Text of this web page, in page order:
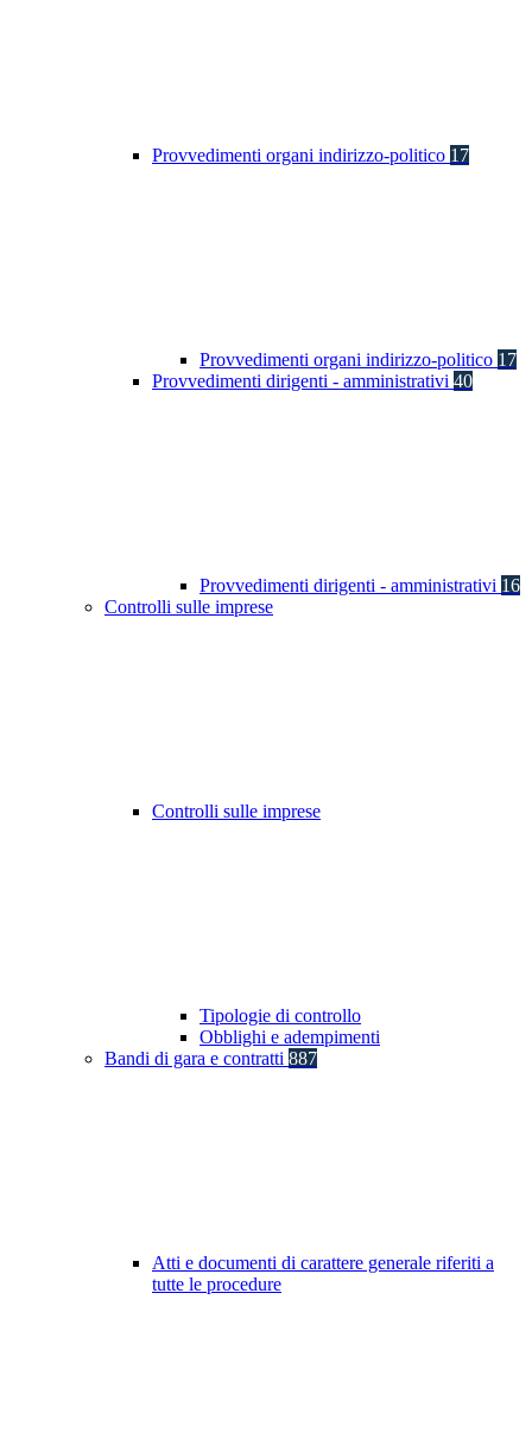
Provvedimenti organi indirizzo-politico 17
Provvedimenti organi indirizzo-politico 17
Provvedimenti dirigenti - amministrativi 40
Provvedimenti dirigenti - amministrativi 16
Controlli sulle imprese
Controlli sulle imprese
Tipologie di controllo
Obblighi e adempimenti
Bandi di gara e contratti 887
Atti e documenti di carattere generale riferiti a
tutte le procedure